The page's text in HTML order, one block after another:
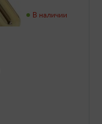
В наличии